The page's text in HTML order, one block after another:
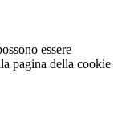
essere
pagina della cookie